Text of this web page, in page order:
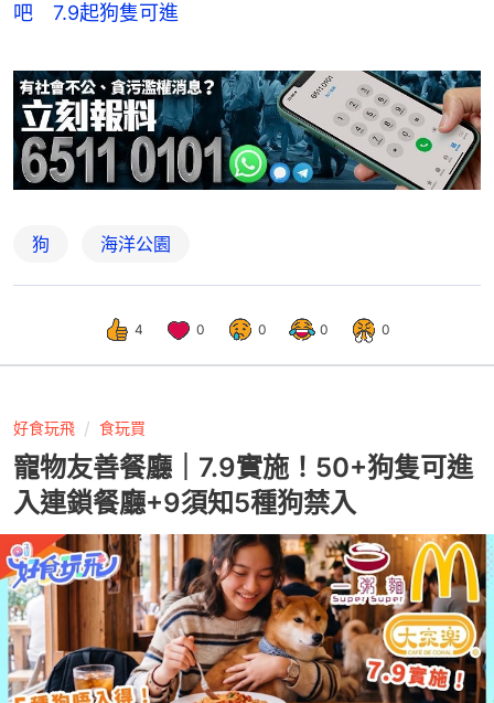
吧 7.9起狗隻可進
狗 海洋公園
4 0 0 0 0
好食玩飛 食玩買
寵物友善餐廳｜7.9實施！50+狗隻可進
入連鎖餐廳+9須知5種狗禁入